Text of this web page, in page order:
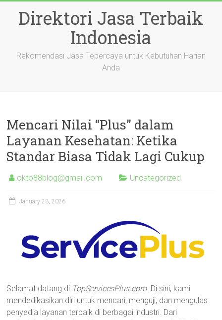
contentDirektori Jasa Terbaik
Indonesia
Rekomendasi Jasa Tepercaya untuk Kebutuhan Harian
Anda
Mencari Nilai “Plus” dalam
Layanan Kesehatan: Ketika
Standar Biasa Tidak Lagi Cukup
okto88blog@gmail.com Uncategorized
January 23, 2026
Selamat datang di TopServicesPlus.com. Di sini, kami
mendedikasikan diri untuk mencari, menguji, dan mengulas
penyedia layanan terbaik di berbagai industri. Dari